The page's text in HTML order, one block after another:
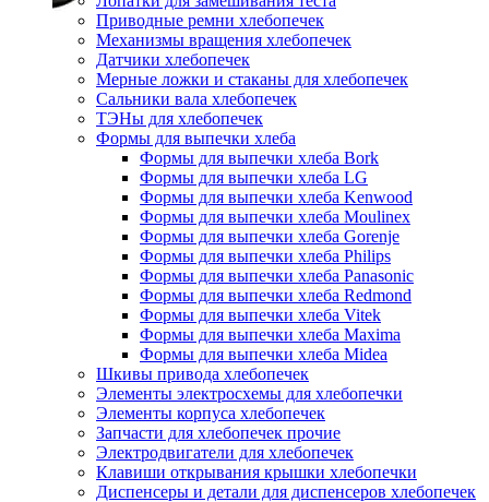
Приводные ремни хлебопечек
Механизмы вращения хлебопечек
Датчики хлебопечек
Мерные ложки и стаканы для хлебопечек
Сальники вала хлебопечек
ТЭНы для хлебопечек
Формы для выпечки хлеба
Формы для выпечки хлеба Bork
Формы для выпечки хлеба LG
Формы для выпечки хлеба Kenwood
Формы для выпечки хлеба Moulinex
Формы для выпечки хлеба Gorenje
Формы для выпечки хлеба Philips
Формы для выпечки хлеба Panasonic
Формы для выпечки хлеба Redmond
Формы для выпечки хлеба Vitek
Формы для выпечки хлеба Maxima
Формы для выпечки хлеба Midea
Шкивы привода хлебопечек
Элементы электросхемы для хлебопечки
Элементы корпуса хлебопечек
Запчасти для хлебопечек прочие
Электродвигатели для хлебопечек
Клавиши открывания крышки хлебопечки
Диспенсеры и детали для диспенсеров хлебопечек